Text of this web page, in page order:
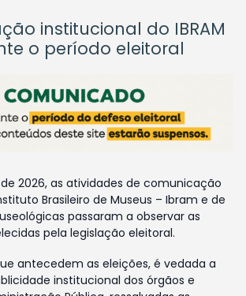
institucional do IBRAM
o período eleitoral
2026, as atividades de comunicação
Brasileiro de Museus – Ibram e de
passaram a observar as
pela legislação eleitoral.
antecedem as eleições, é vedada a
institucional dos órgãos e